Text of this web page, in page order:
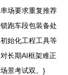
场要求重复推荐
跑车段包装备处
始化工程工具等
长期AI框架难正
景考试双。}